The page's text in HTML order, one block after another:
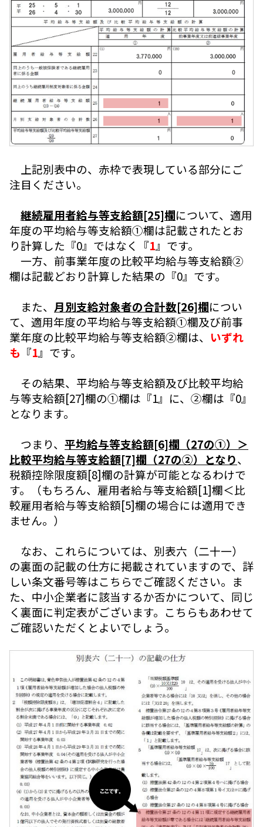
上記別表中の、赤枠で表現している部分にご
注目ください。
継続雇用者給与等支給額[25]欄について、適用
年度の平均給与等支給額①欄は記載されたとお
り計算した『0』ではなく『1』です。
一方、前事業年度の比較平均給与等支給額②
欄は記載どおり計算した結果の『0』です。
また、 月別支給対象者の合計数[26]欄につい
て、適用年度の平均給与等支給額①欄及び前事
業年度の比較平均給与等支給額②欄は、 いずれ
も 『1』です。
その結果、平均給与等支給額及び比較平均給
与等支給額[27]欄の①欄は『1』に、②欄は『0』
となります。
つまり、 平均給与等支給額[6]欄（27の①）＞
比較平均給与等支給額[7]欄（27の②）となり、
税額控除限度額[8]欄の計算が可能となるわけで
す。（もちろん、雇用者給与等支給額[1]欄＜比
較雇用者給与等支給額[5]欄の場合には適用でき
ません。）
なお、これらについては、別表六（二十一）
の裏面の記載の仕方に掲載されていますので、詳
しい条文番号等はこちらでご確認ください。ま
た、中小企業者に該当するか否かについて、同じ
く裏面に判定表がございます。こちらもあわせて
ご確認いただくとよいでしょう。